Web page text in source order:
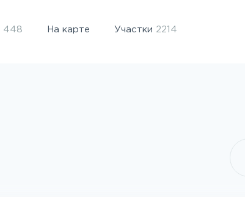
448 На карте Участки 2214